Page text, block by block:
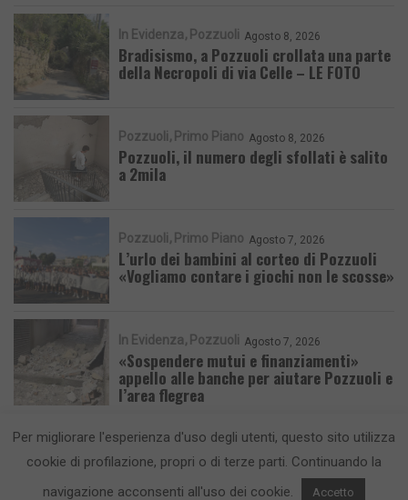
In Evidenza Pozzuoli Agosto 8, 2026
Bradisismo, a Pozzuoli crollata una parte
della Necropoli di via Celle – LE FOTO
Pozzuoli Primo Piano Agosto 8, 2026
Pozzuoli, il numero degli sfollati è salito
a 2mila
Pozzuoli Primo Piano Agosto 7, 2026
L’urlo dei bambini al corteo di Pozzuoli
«Vogliamo contare i giochi non le scosse»
In Evidenza Pozzuoli Agosto 7, 2026
«Sospendere mutui e finanziamenti»
appello alle banche per aiutare Pozzuoli e
l’area flegrea
Per migliorare l'esperienza d'uso degli utenti, questo sito utilizza
cookie di profilazione, propri o di terze parti. Continuando la
navigazione acconsenti all'uso dei cookie.
Accetto